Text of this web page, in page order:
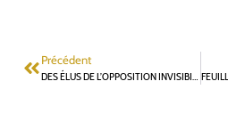
Précédent
DES ÉLUS DE L’OPPOSITION INVISIBILISÉS : CE SONT LES FONTENAISIENS LES PRINCIPALES VICTIMES